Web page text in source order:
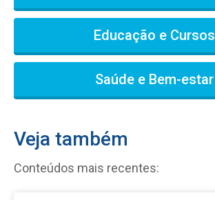
Educação e Cursos
Saúde e Bem-estar
Veja também
Conteúdos mais recentes: